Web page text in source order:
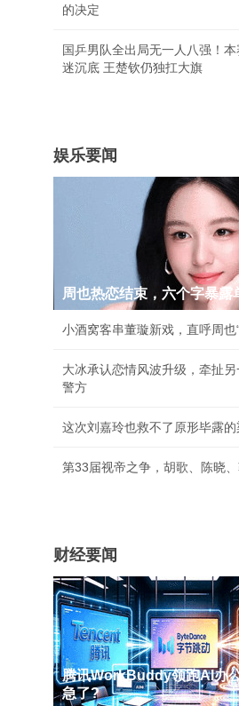
的决定
国乒男队全出局无一人八强！
迷沉底 王楚钦仍独扛大旗
娱乐要闻
周也热恋结束，六个字暴露
小酒窝客串董璇新戏，直呼周也
大冰承认恋情风波升级，牵扯
警方
这次刘嘉玲也救不了原形毕露
第33届视帝之争，胡歌、陈晓
财经要闻
腾讯WorkBuddy领跑AI办
急了?